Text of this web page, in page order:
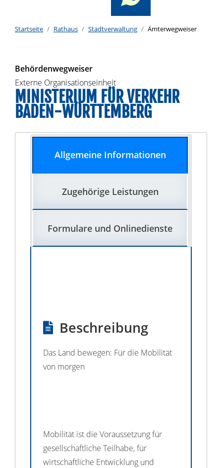
Startseite Rathaus Stadtverwaltung Ämterwegweiser
Behördenwegweiser
Externe Organisationseinheit
MINISTERIUM FÜR VERKEHR
BADEN-WÜRTTEMBERG
Allgemeine Informationen
Zugehörige Leistungen
Formulare und Onlinedienste
Beschreibung
Das Land bewegen: Für die Mobilität
von morgen
Mobilität ist die Voraussetzung für
gesellschaftliche Teilhabe, für
wirtschaftliche Entwicklung und